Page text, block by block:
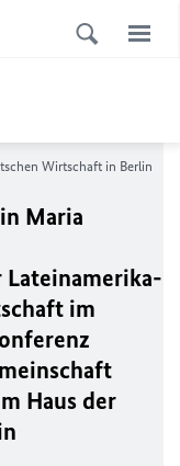
Wirtschaft in Berlin
Maria
im
Haus der